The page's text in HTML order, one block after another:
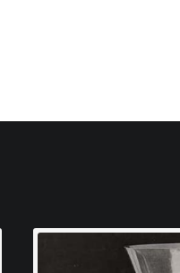
fu coinvolto il patrimonio
la documentazione della
conservato, ma anche le